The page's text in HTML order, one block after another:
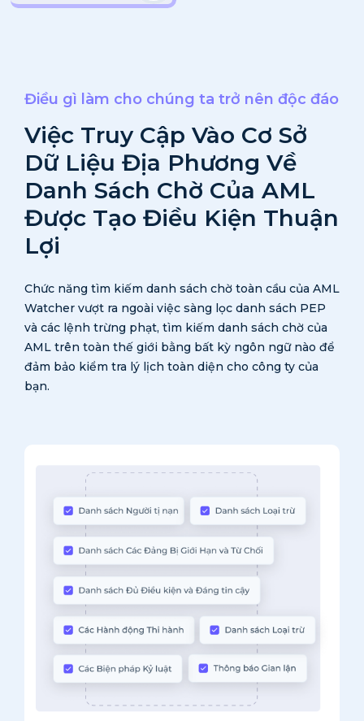
Điều gì làm cho chúng ta trở nên độc đáo
Việc Truy Cập Vào Cơ Sở
Dữ Liệu Địa Phương Về
Danh Sách Chờ Của AML
Được Tạo Điều Kiện Thuận
Lợi
Chức năng tìm kiếm danh sách chờ toàn cầu của AML
Watcher vượt ra ngoài việc sàng lọc danh sách PEP
và các lệnh trừng phạt, tìm kiếm danh sách chờ của
AML trên toàn thế giới bằng bất kỳ ngôn ngữ nào để
đảm bảo kiểm tra lý lịch toàn diện cho công ty của
bạn.